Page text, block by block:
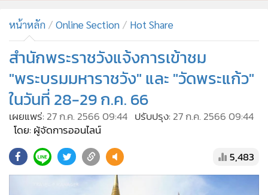
• บันเทิง
ผู้จัดการรายวัน
• คอลัมนิสต์
ละคร
• CbizReview
• Cyber BIZ
• Good health & Well-being
• Green Innovation & SD
หน้าหลัก Online Section Hot Share
สำนักพระราชวังแจ้งการเข้าชม
"พระบรมมหาราชวัง" และ "วัดพระแก้ว"
ในวันที่ 28-29 ก.ค. 66
เผยแพร่: 27 ก.ค. 2566 09:44 ปรับปรุง: 27 ก.ค. 2566 09:44
โดย: ผู้จัดการออนไลน์
5,483